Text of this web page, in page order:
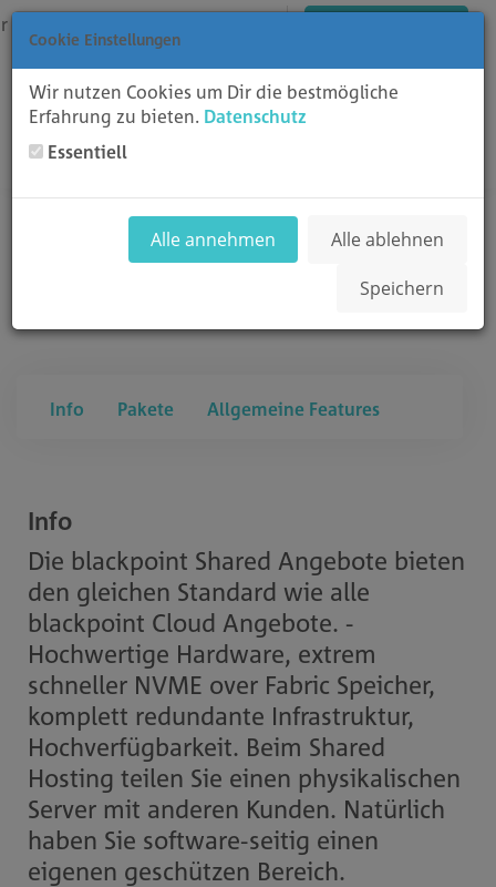
blackpoint Shared
Info Pakete Allgemeine Features
Info
Die blackpoint Shared Angebote bieten
den gleichen Standard wie alle
blackpoint Cloud Angebote. -
Hochwertige Hardware, extrem
schneller NVME over Fabric Speicher,
komplett redundante Infrastruktur,
Hochverfügbarkeit. Beim Shared
Hosting teilen Sie einen physikalischen
Server mit anderen Kunden. Natürlich
haben Sie software-seitig einen
eigenen geschützen Bereich.
Cookie Einstellungen
Wir nutzen Cookies um Dir die bestmögliche
Erfahrung zu bieten. Datenschutz
Essentiell
Alle annehmen
Alle ablehnen
Speichern